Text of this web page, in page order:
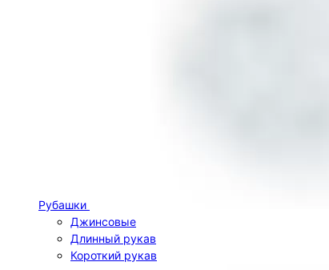
Рубашки
Джинсовые
Длинный рукав
Короткий рукав